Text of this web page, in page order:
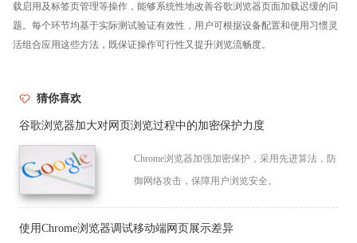
载启用及标签页管理等操作，能够系统性地改善谷歌浏览器页面加载迟缓的问
题。每个环节均基于实际测试验证有效性，用户可根据设备配置和使用习惯灵
活组合应用这些方法，既保证操作可行性又提升浏览流畅度。
猜你喜欢
谷歌浏览器加大对网页浏览过程中的加密保护力度
Chrome浏览器加强加密保护，采用先进算法，防
御网络攻击，保障用户浏览安全。
使用Chrome浏览器调试移动端网页展示差异